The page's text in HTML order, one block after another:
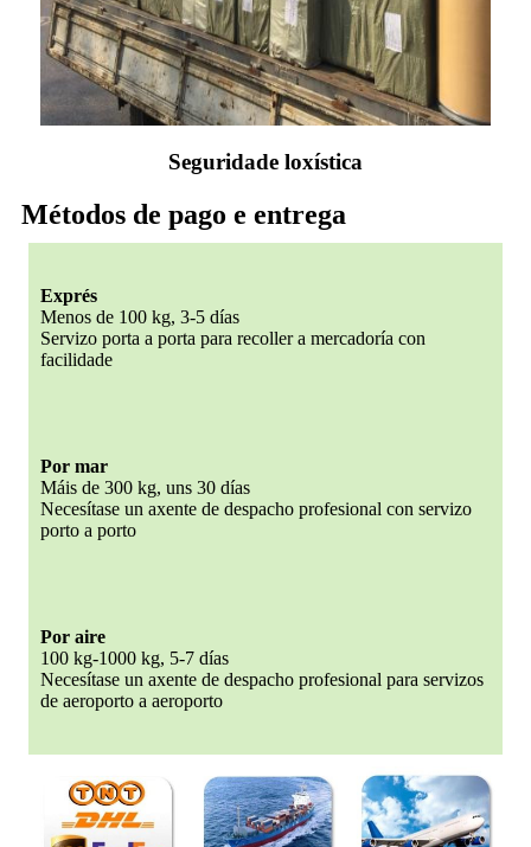
Seguridade loxística
Métodos de pago e entrega
Exprés
Menos de 100 kg, 3-5 días
Servizo porta a porta para recoller a mercadoría con
facilidade
Por mar
Máis de 300 kg, uns 30 días
Necesítase un axente de despacho profesional con servizo
porto a porto
Por aire
100 kg-1000 kg, 5-7 días
Necesítase un axente de despacho profesional para servizos
de aeroporto a aeroporto